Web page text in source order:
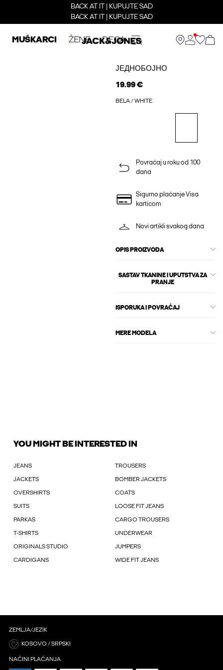
BACK AT IT | KUPUJTE SAD
BACK AT IT | KUPUJTE SAD
MUŠKARCI ŽENE DECA
ЈЕДНОБОЈНО
19.99 €
BELA / WHITE
Povraćaj u roku od 100
dana
Sigurno plaćanje Visa
karticom
Novi artikli svakog dana
OPIS PROIZVODA
SASTAV TKANINE I UPUTSTVA ZA
PRANJE
ISPORUKA I POVRAĆAJ
MERE MODELA
YOU MIGHT BE INTERESTED IN
JEANS TROUSERS
JACKETS BOMBER JACKETS
OVERSHIRTS COATS
SUITS LOOSE FIT JEANS
PARKAS CARGO TROUSERS
T-SHIRTS UNDERWEAR
ORIGINALS STUDIO JUMPERS
CARDIGANS WIDE FIT JEANS
ZEMLJA/JEZIK
KOSOVO / SRPSKI
NAČINI PLAĆANJA